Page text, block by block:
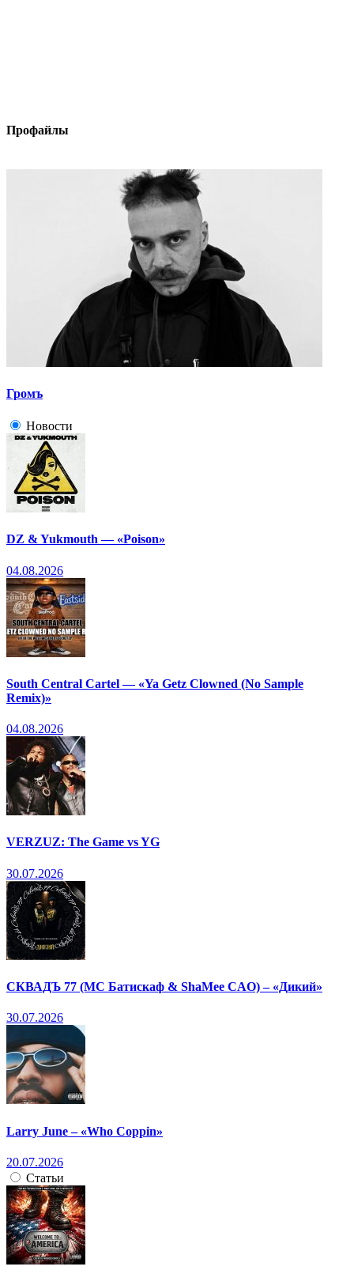
Профайлы
Громъ
Новости
DZ & Yukmouth — «Poison»
04.08.2026
South Central Cartel — «Ya Getz Clowned (No Sample
Remix)»
04.08.2026
VERZUZ: The Game vs YG
30.07.2026
СКВАДЪ 77 (МС Батискаф & ShaMee CAO) – «Дикий»
30.07.2026
Larry June – «Who Coppin»
20.07.2026
Статьи